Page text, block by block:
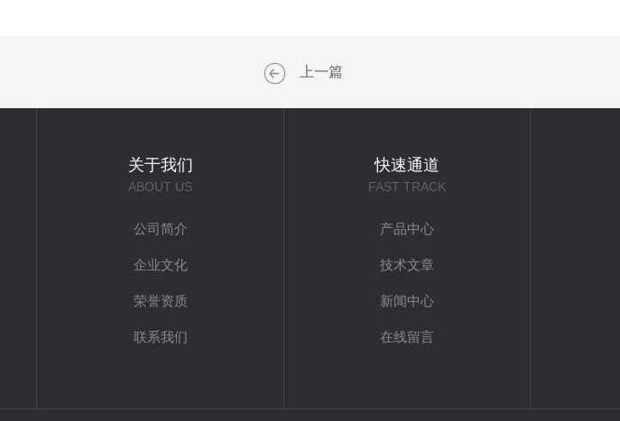
上一篇
关于我们
ABOUT US
公司简介
企业文化
荣誉资质
联系我们
快速通道
FAST TRACK
产品中心
技术文章
新闻中心
在线留言